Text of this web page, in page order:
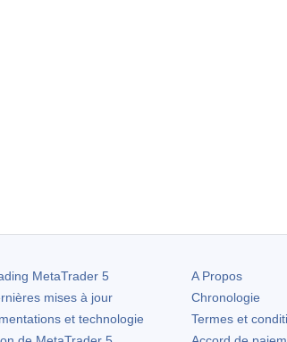
MetaTrader 5
mises à jour
et technologie
A Propos
Chronologie
Termes et